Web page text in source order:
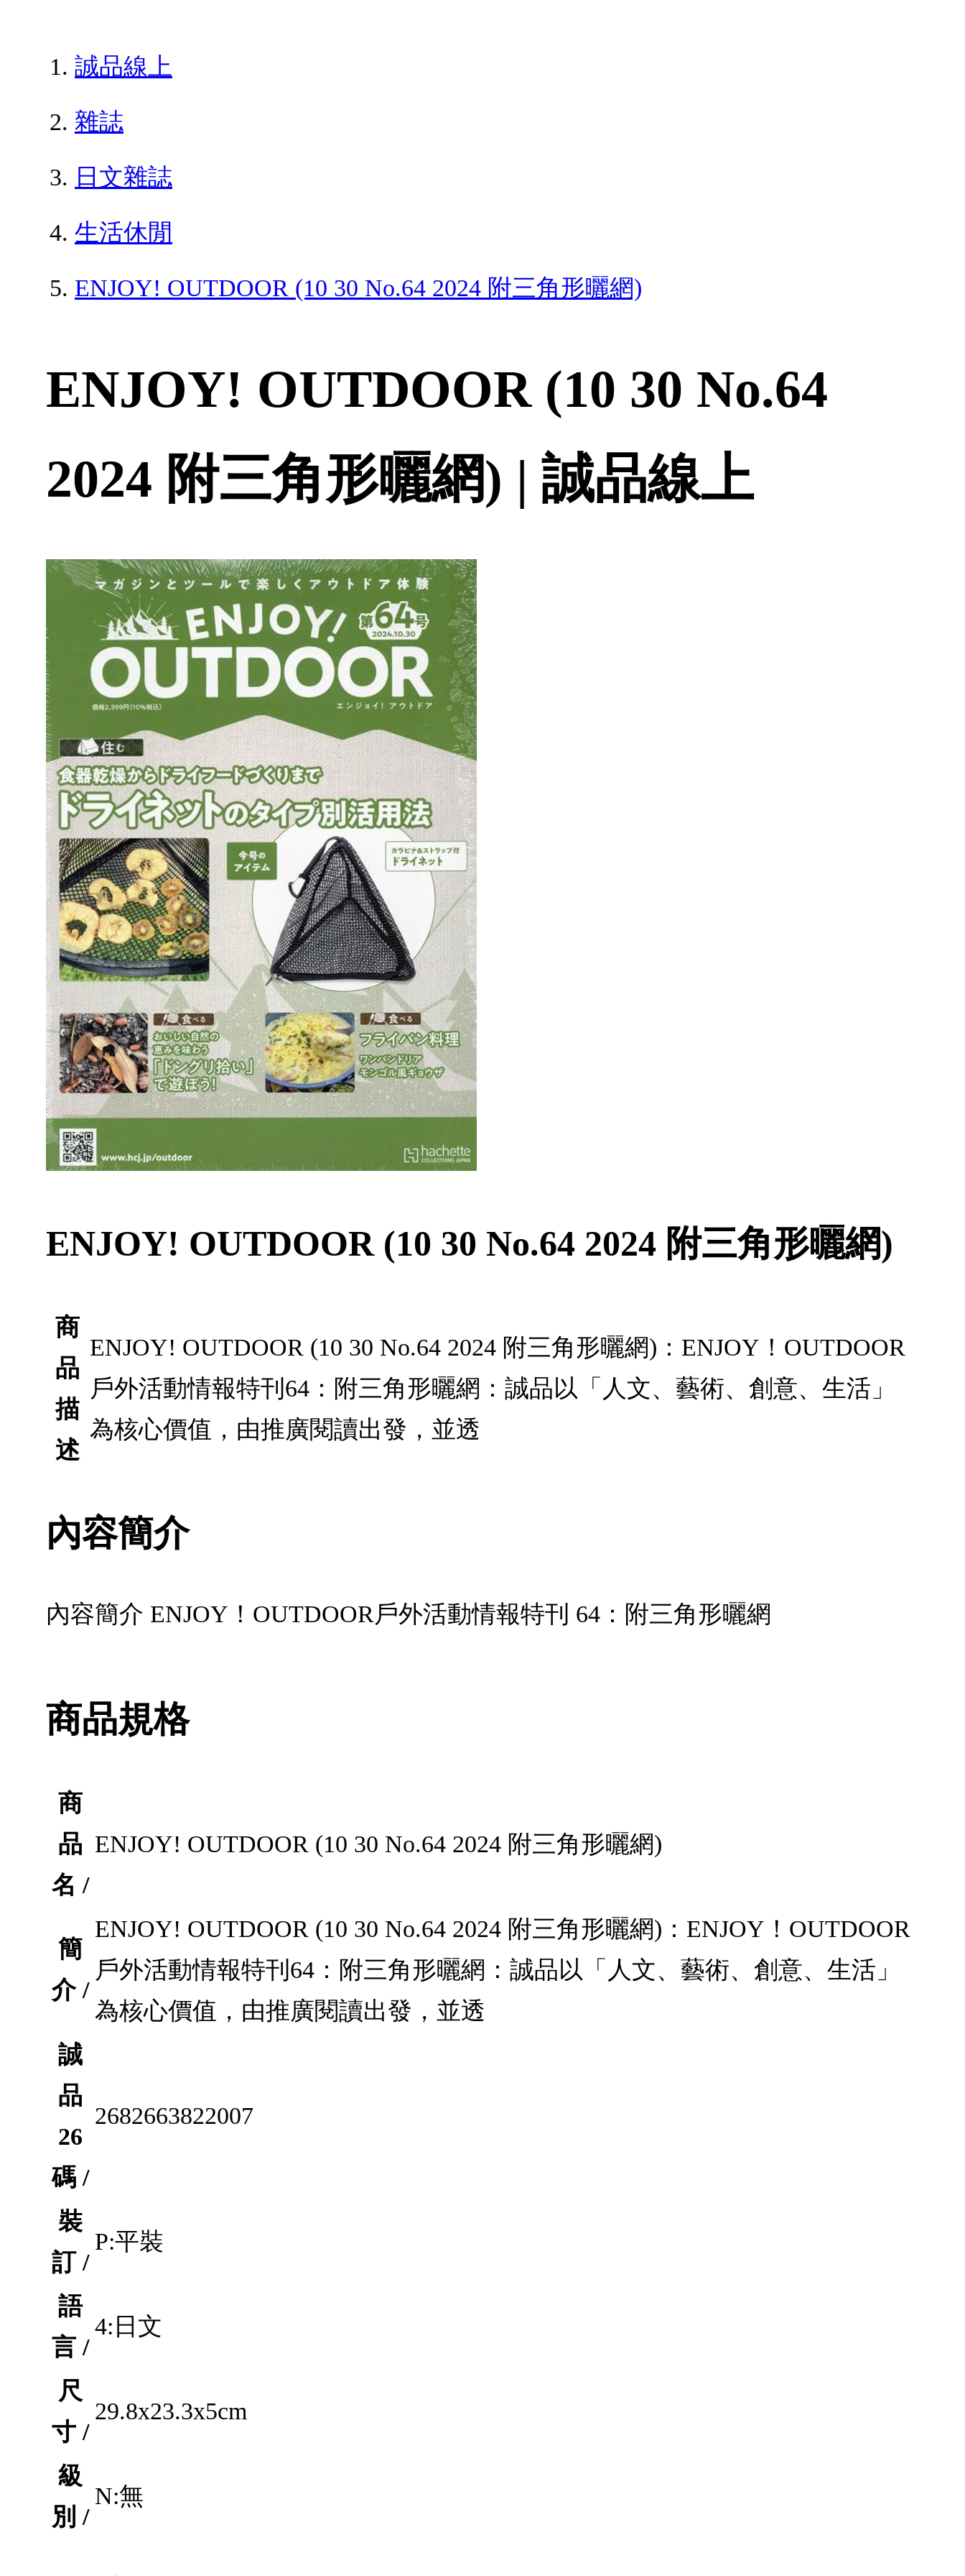
誠品線上
雜誌
日文雜誌
生活休閒
ENJOY! OUTDOOR (10 30 No.64 2024 附三角形曬網)
ENJOY! OUTDOOR (10 30 No.64
2024 附三角形曬網) | 誠品線上
ENJOY! OUTDOOR (10 30 No.64 2024 附三角形曬網)
商
品
描
述
ENJOY! OUTDOOR (10 30 No.64 2024 附三角形曬網)：ENJOY！OUTDOOR
戶外活動情報特刊64：附三角形曬網：誠品以「人文、藝術、創意、生活」
為核心價值，由推廣閱讀出發，並透
內容簡介
內容簡介 ENJOY！OUTDOOR戶外活動情報特刊 64：附三角形曬網
商品規格
商
品
名 /
ENJOY! OUTDOOR (10 30 No.64 2024 附三角形曬網)
簡
介 /
ENJOY! OUTDOOR (10 30 No.64 2024 附三角形曬網)：ENJOY！OUTDOOR
戶外活動情報特刊64：附三角形曬網：誠品以「人文、藝術、創意、生活」
為核心價值，由推廣閱讀出發，並透
誠
品
26
碼 /
2682663822007
裝
訂 /
P:平裝
語
言 /
4:日文
尺
寸 /
29.8x23.3x5cm
級
別 /
N:無